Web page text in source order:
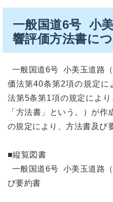
一般国道6号 小
響評価方法書に
一般国道6号 小美玉道路
価法第40条第2項の規定に
法第5条第1項の規定によ
「方法書」という。）が
の規定により、方法書及び
■縦覧図書
一般国道6号 小美玉道路
び要約書